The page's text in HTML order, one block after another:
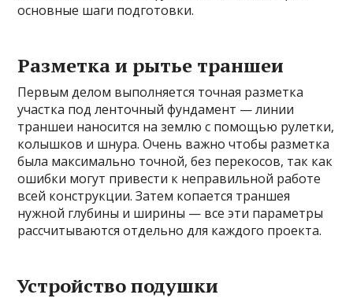
основные шаги подготовки.
Разметка и рытье траншеи
Первым делом выполняется точная разметка
участка под ленточный фундамент — линии
траншеи наносится на землю с помощью рулетки,
колышков и шнура. Очень важно чтобы разметка
была максимально точной, без перекосов, так как
ошибки могут привести к неправильной работе
всей конструкции. Затем копается траншея
нужной глубины и ширины — все эти параметры
рассчитываются отдельно для каждого проекта.
Устройство подушки